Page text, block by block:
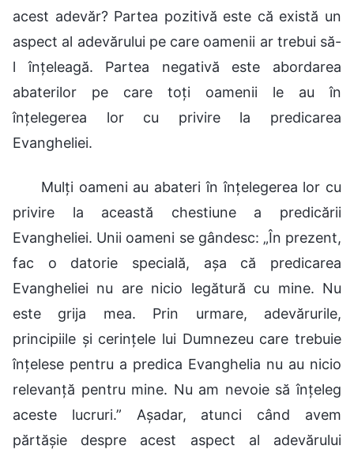
acest adevăr? Partea pozitivă este că există un
aspect al adevărului pe care oamenii ar trebui să-
l înțeleagă. Partea negativă este abordarea
abaterilor pe care toți oamenii le au în
înțelegerea lor cu privire la predicarea
Evangheliei.
Mulți oameni au abateri în înțelegerea lor cu
privire la această chestiune a predicării
Evangheliei. Unii oameni se gândesc: „În prezent,
fac o datorie specială, așa că predicarea
Evangheliei nu are nicio legătură cu mine. Nu
este grija mea. Prin urmare, adevărurile,
principiile și cerințele lui Dumnezeu care trebuie
înțelese pentru a predica Evanghelia nu au nicio
relevanță pentru mine. Nu am nevoie să înțeleg
aceste lucruri.” Așadar, atunci când avem
părtășie despre acest aspect al adevărului